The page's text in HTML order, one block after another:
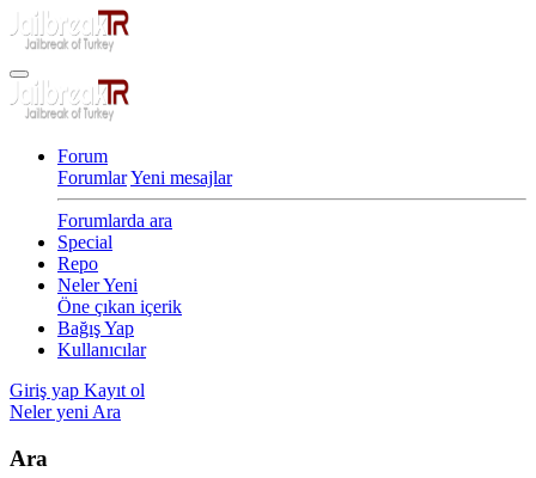
Forum
ForumlarYeni mesajlar
Forumlarda ara
Special
Repo
Neler Yeni
Öne çıkan içerik
Bağış Yap
Kullanıcılar
Giriş yap Kayıt ol
Neler yeni Ara
Ara